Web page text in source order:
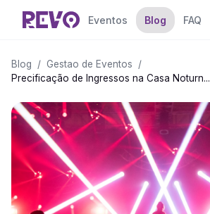
Eventos Blog FAQ
Blog / Gestao de Eventos
/
Precificação de Ingressos na Casa Noturn...